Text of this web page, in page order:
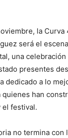
la
será el
una
presentes
dedicado a lo
quienes han
el festival.
no termina con